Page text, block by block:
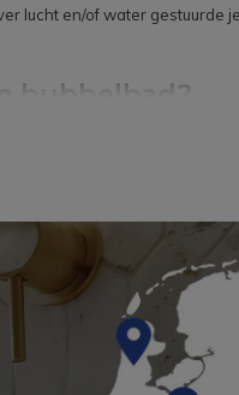
lucht en/of water gestuurde
bubbelbad?
whirlpool goed past en
Eindhoven helpen we je
Hulst, Geldrop of